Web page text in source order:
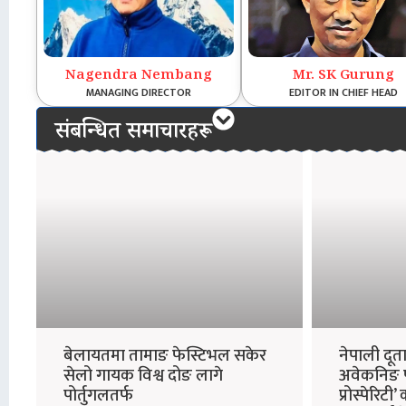
Nagendra Nembang
MANAGING DIRECTOR
Mr. SK Gurung
EDITOR IN CHIEF HEAD
संबन्धित समाचारहरू
बेलायतमा तामाङ फेस्टिभल सकेर
सेलो गायक विश्व दोङ लागे
पोर्तुगलतर्फ
नेपाली
अवेकनिङ